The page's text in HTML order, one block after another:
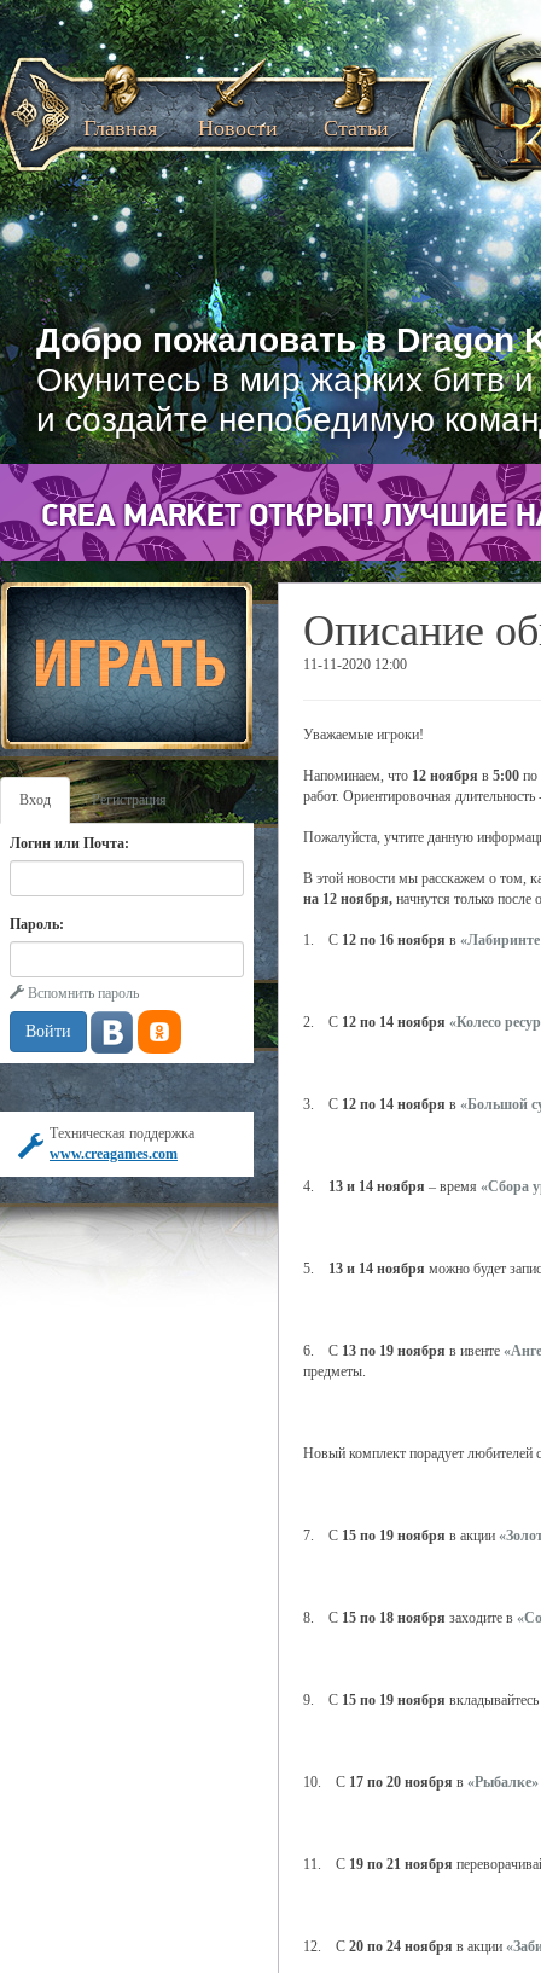
Добро пожаловать в Dragon
Окунитесь в мир жарких битв
и создайте непобедимую
Главная Новости Статьи
Вход Регистрация
Логин или Почта:
Пароль:
Вспомнить пароль
Техническая поддержка
www.creagames.com
Описание
11-11-2020 12:00
Уважаемые игроки!
Напоминаем, что 12 ноября в 5:00 по
работ. Ориентировочная
Пожалуйста, учтите данную
В этой новости мы расскажем о том,
на 12 ноября, начнутся только после
1. С 12 по 16 ноября в
2. С 12 по 14 ноября «Колесо
3. С 12 по 14 ноября в «Большой
4. 13 и 14 ноября – время «Сбора
5. 13 и 14 ноября можно будет
6. С 13 по 19 ноября в ивенте
предметы.
Новый комплект порадует любителей
7. С 15 по 19 ноября в акции
8. С 15 по 18 ноября заходите в
9. С 15 по 19 ноября
10. С 17 по 20 ноября в «Рыбалке»
11. С 19 по 21 ноября
12. С 20 по 24 ноября в акции